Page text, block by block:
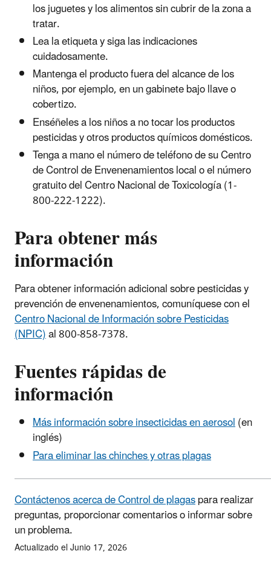
los juguetes y los alimentos sin cubrir de la zona a
tratar.
Lea la etiqueta y siga las indicaciones
cuidadosamente.
Mantenga el producto fuera del alcance de los
niños, por ejemplo, en un gabinete bajo llave o
cobertizo.
Enséñeles a los niños a no tocar los productos
pesticidas y otros productos químicos domésticos.
Tenga a mano el número de teléfono de su Centro
de Control de Envenenamientos local o el número
gratuito del Centro Nacional de Toxicología (1-
800-222-1222).
Para obtener más
información
Para obtener información adicional sobre pesticidas y
prevención de envenenamientos, comuníquese con el
Centro Nacional de Información sobre Pesticidas
(NPIC)al 800-858-7378.
Fuentes rápidas de
información
Más información sobre insecticidas en aerosol(en
inglés)
Para eliminar las chinches y otras plagas
Contáctenos acerca de Control de plagaspara realizar
preguntas, proporcionar comentarios o informar sobre
un problema.
Actualizado el Junio 17, 2026